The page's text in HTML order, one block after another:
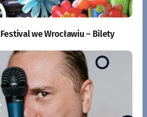
we Wrocławiu – Bilety